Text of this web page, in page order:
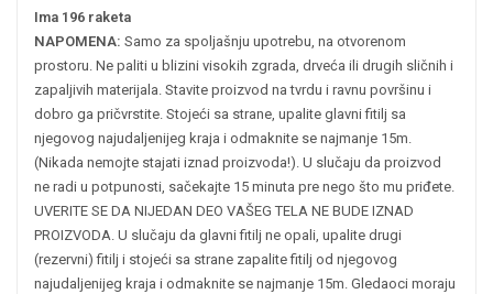
Ima 196 raketa
NAPOMENA: Samo za spoljašnju upotrebu, na otvorenom
prostoru. Ne paliti u blizini visokih zgrada, drveća ili drugih sličnih i
zapaljivih materijala. Stavite proizvod na tvrdu i ravnu površinu i
dobro ga pričvrstite. Stojeći sa strane, upalite glavni fitilj sa
njegovog najudaljenijeg kraja i odmaknite se najmanje 15m.
(Nikada nemojte stajati iznad proizvoda!). U slučaju da proizvod
ne radi u potpunosti, sačekajte 15 minuta pre nego što mu priđete.
UVERITE SE DA NIJEDAN DEO VAŠEG TELA NE BUDE IZNAD
PROIZVODA. U slučaju da glavni fitilj ne opali, upalite drugi
(rezervni) fitilj i stojeći sa strane zapalite fitilj od njegovog
najudaljenijeg kraja i odmaknite se najmanje 15m. Gledaoci moraju